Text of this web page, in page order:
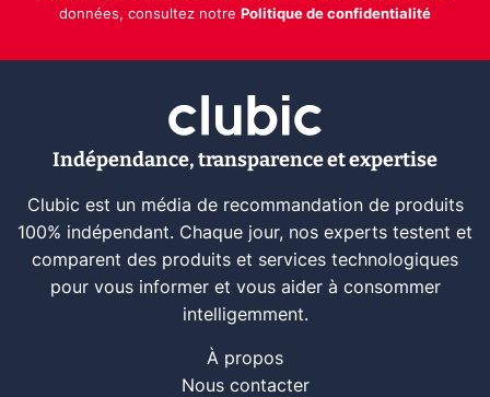
données, consultez notre Politique de confidentialité
Indépendance, transparence et expertise
Clubic est un média de recommandation de produits
100% indépendant. Chaque jour, nos experts testent et
comparent des produits et services technologiques
pour vous informer et vous aider à consommer
intelligemment.
À propos
Nous contacter